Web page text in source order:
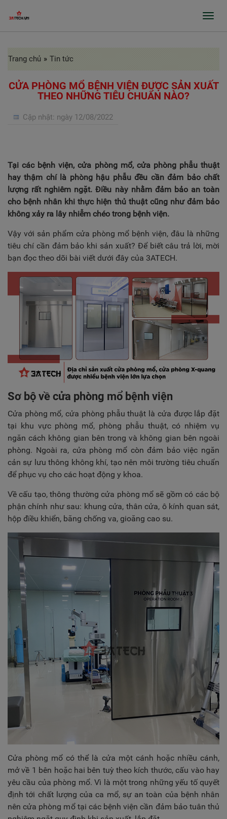
GIỚI THIỆU
SẢN PHẨM
PROFILE
GIA CÔNG THEO ĐƠN ĐẶT HÀNG
DỰ ÁN
TIN TỨC
TUYỂN DỤNG
Trang chủ » Tin tức
CỬA PHÒNG MỔ BỆNH VIỆN ĐƯỢC SẢN XUẤT
THEO NHỮNG TIÊU CHUẨN NÀO?
Cập nhật: ngày 12/08/2022
Tại các bệnh viện, cửa phòng mổ, cửa phòng phẫu thuật
hay thậm chí là phòng hậu phẫu đều cần đảm bảo chất
lượng rất nghiêm ngặt. Điều này nhằm đảm bảo an toàn
cho bệnh nhân khi thực hiện thủ thuật cũng như đảm bảo
không xảy ra lây nhiễm chéo trong bệnh viện.
Vậy với sản phẩm cửa phòng mổ bệnh viện, đâu là những
tiêu chí cần đảm bảo khi sản xuất? Để biết câu trả lời, mời
bạn đọc theo dõi bài viết dưới đây của 3ATECH.
Sơ bộ về cửa phòng mổ bệnh viện
Cửa phòng mổ, cửa phòng phẫu thuật là cửa được lắp đặt
tại khu vực phòng mổ, phòng phẫu thuật, có nhiệm vụ
ngăn cách không gian bên trong và không gian bên ngoài
phòng. Ngoài ra, cửa phòng mổ còn đảm bảo việc ngăn
cản sự lưu thông không khí, tạo nên môi trường tiêu chuẩn
để phục vụ cho các hoạt động y khoa.
Về cấu tạo, thông thường cửa phòng mổ sẽ gồm có các bộ
phận chính như sau: khung cửa, thân cửa, ô kính quan sát,
hộp điều khiển, băng chống va, gioăng cao su.
Cửa phòng mổ có thể là cửa một cánh hoặc nhiều cánh,
mở về 1 bên hoặc hai bên tuỳ theo kích thước, cấu vào hay
yêu cầu của phòng mổ. Vì là một trong những yếu tố quyết
định tới chất lượng của ca mổ, sự an toàn của bệnh nhân
nên cửa phòng mổ tại các bệnh viện cần đảm bảo tuân thủ